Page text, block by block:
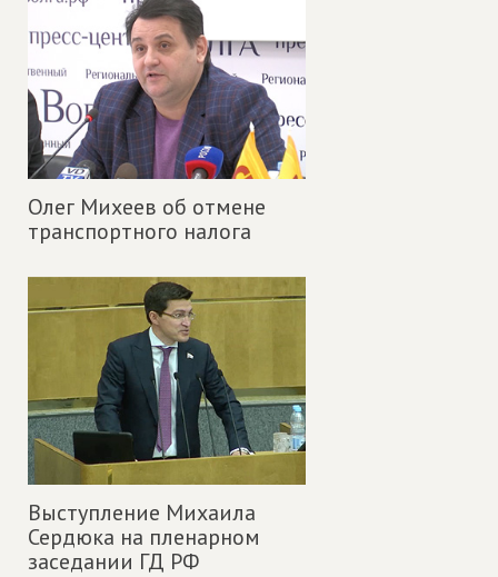
Олег Михеев об отмене
транспортного налога
Выступление Михаила
Сердюка на пленарном
заседании ГД РФ